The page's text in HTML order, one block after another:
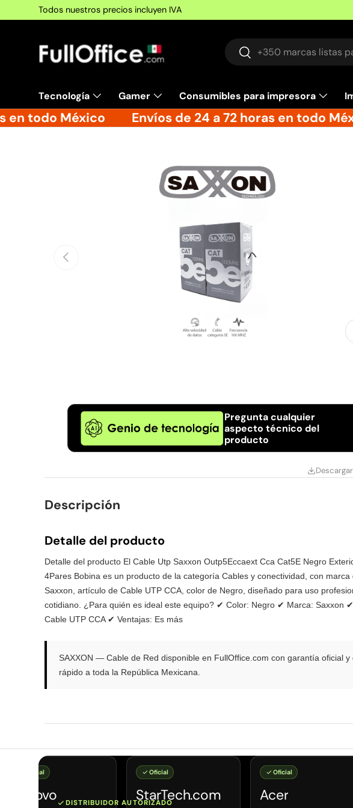
Ir al contenido
Todos nuestros precios incluyen IVA
Buscar
Buscar
Tecnología Gamer Consumibles para impresora
todo México Envíos de 24 a 72 horas en todo
Ir directamente a la información del producto
Anterior
Pregunta cualquier
aspecto técnico del
producto
Descripción
Detalle del producto
Detalle del producto El Cable Utp Saxxon Outp5Eccaext Cca Cat5E Negro
4Pares Bobina es un producto de la categoría Cables y conectividad, con marca
Saxxon, artículo de Cable UTP CCA, color de Negro, diseñado para uso
cotidiano. ¿Para quién es ideal este equipo? ✔ Color: Negro ✔ Marca: Saxxon
Cable UTP CCA ✔ Ventajas: Es más
SAXXON — Cable de Red disponible en FullOffice.com con garantía oficial y
rápido a toda la República Mexicana.
DISTRIBUIDOR AUTORIZADO
Oficial
Lenovo
Oficial
StarTech.com
Oficial
Acer